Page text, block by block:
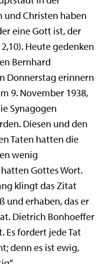
und Christen haben
eine Gott ist, der
Heute gedenken
Bernhard
Donnerstag erinnern
9. November 1938,
Synagogen
Diesen und den
Taten hatten die
wenig
Gottes Wort.
klingt das Zitat
und erhaben, das er
Dietrich Bonhoeffer
Es fordert jede Tat
denn es ist ewig,